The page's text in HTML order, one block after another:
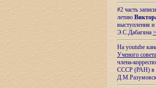
#2 часть
летию
выступления
Э.С.Дабагяна
На youtube
Ученого
члена-
СССР (РАН) в